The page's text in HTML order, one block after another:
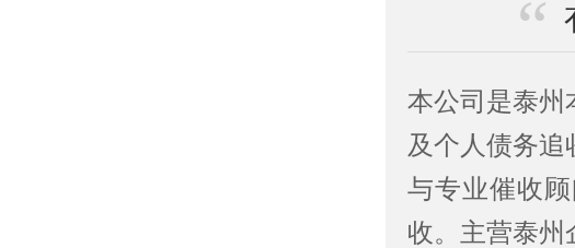
本公司是泰州
及个人债务追
与专业催收
收。主营泰州